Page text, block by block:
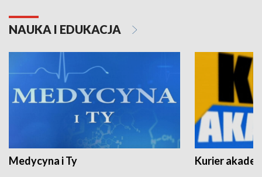
NAUKA I EDUKACJA
Medycyna i Ty Kurier